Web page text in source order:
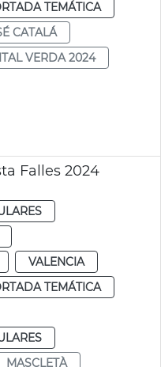
TEMÁTICA
CATALÁ
VERDA 2024
Falles 2024
VALENCIA
TEMÁTICA
MASCLETÀ